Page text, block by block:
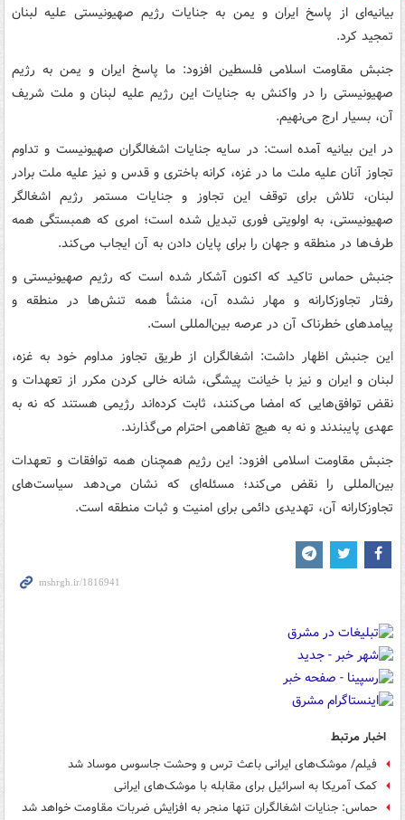
بیانیه‌ای از پاسخ ایران و یمن به جنایات رژیم صهیونیستی علیه لبنان
تمجید کرد.
جنبش مقاومت اسلامی فلسطین افزود: ما پاسخ ایران و یمن به رژیم
صهیونیستی را در واکنش به جنایات این رژیم علیه لبنان و ملت شریف
آن، بسیار ارج می‌نهیم.
در این بیانیه آمده است: در سایه جنایات اشغالگران صهیونیست و تداوم
تجاوز آنان علیه ملت ما در غزه، کرانه باختری و قدس و نیز علیه ملت برادر
لبنان، تلاش برای توقف این تجاوز و جنایات مستمر رژیم اشغالگر
صهیونیستی، به اولویتی فوری تبدیل شده است؛ امری که همبستگی همه
طرف‌ها در منطقه و جهان را برای پایان دادن به آن ایجاب می‌کند.
جنبش حماس تاکید که اکنون آشکار شده است که رژیم صهیونیستی و
رفتار تجاوزکارانه و مهار نشده آن، منشأ همه تنش‌ها در منطقه و
پیامدهای خطرناک آن در عرصه بین‌المللی است.
این جنبش اظهار داشت: اشغالگران از طریق تجاوز مداوم خود به غزه،
لبنان و ایران و نیز با خیانت ‌پیشگی، شانه خالی کردن مکرر از تعهدات و
نقض توافق‌هایی که امضا می‌کنند، ثابت کرده‌اند رژیمی هستند که نه به
عهدی پایبندند و نه به هیچ تفاهمی احترام می‌گذارند.
جنبش مقاومت اسلامی افزود: این رژیم همچنان همه توافقات و تعهدات
بین‌المللی را نقض می‌کند؛ مسئله‌ای که نشان می‌دهد سیاست‌های
تجاوزکارانه آن، تهدیدی دائمی برای امنیت و ثبات منطقه است.
اخبار مرتبط
فیلم/ موشک‌های ایرانی باعث ترس و وحشت جاسوس موساد شد
کمک آمریکا به اسرائیل برای مقابله با موشک‌های ایرانی
حماس: جنایات اشغالگران تنها منجر به افزایش ضربات مقاومت خواهد شد